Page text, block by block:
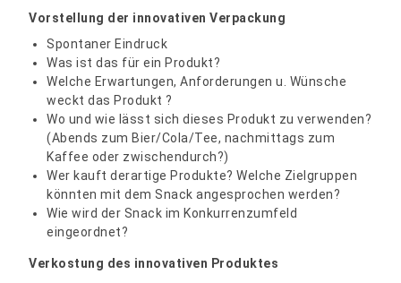
Vorstellung der innovativen Verpackung
Spontaner Eindruck
Was ist das für ein Produkt?
Welche Erwartungen, Anforderungen u. Wünsche
weckt das Produkt ?
Wo und wie lässt sich dieses Produkt zu verwenden?
(Abends zum Bier/Cola/Tee, nachmittags zum
Kaffee oder zwischendurch?)
Wer kauft derartige Produkte? Welche Zielgruppen
könnten mit dem Snack angesprochen werden?
Wie wird der Snack im Konkurrenzumfeld
eingeordnet?
Verkostung des innovativen Produktes